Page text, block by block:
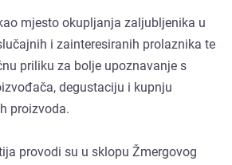
mjesto okupljanja zaljubljenika u
i zainteresiranih prolaznika te
priliku za bolje upoznavanje s
degustaciju i kupnju
proizvoda.
provodi su u sklopu Žmergovog